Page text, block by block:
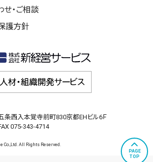
せ・ご相談
護方針
条西入本覚寺前町830京都EHビル6Ｆ
075-343-4714
All Rights Reserved.
PAGE
TOP